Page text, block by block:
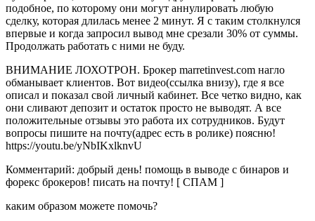
подобное, по которому они могут аннулировать любую
сделку, которая длилась менее 2 минут. Я с таким столкнулся
впервые и когда запросил вывод мне срезали 30% от суммы.
Продолжать работать с ними не буду.
ВНИМАНИЕ ЛОХОТРОН. Брокер marretinvest.com нагло
обманывает клиентов. Вот видео(ссылка внизу), где я все
описал и показал свой личный кабинет. Все четко видно, как
они сливают депозит и остаток просто не выводят. А все
положительные отзывы это работа их сотрудников. Будут
вопросы пишите на почту(адрес есть в ролике) поясню!
https://youtu.be/yNbIKxlknvU
Комментарий: добрый день! помощь в выводе с бинаров и
форекс брокеров! писать на почту! [ СПАМ ]
каким образом можете помочь?